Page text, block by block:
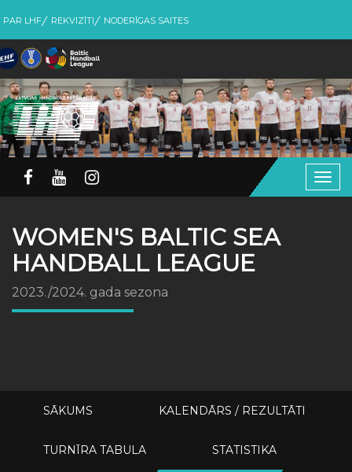
PAR LHF REKVIZĪTI NODERĪGAS SAITES
WOMEN'S BALTIC SEA
HANDBALL LEAGUE
2023./2024. gada sezona
SĀKUMS KALENDĀRS / REZULTĀTI
TURNĪRA TABULA STATISTIKA